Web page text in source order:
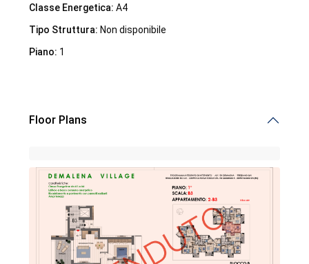
Classe Energetica: A4
Tipo Struttura: Non disponibile
Piano: 1
Floor Plans
0243115458
info@ihomeitalia.it
Tipologie